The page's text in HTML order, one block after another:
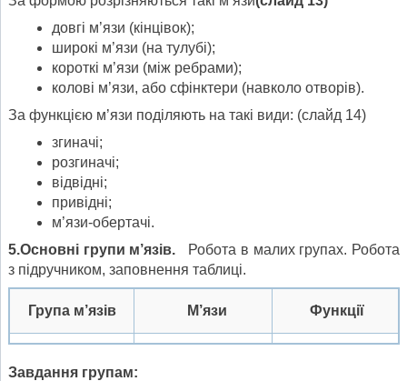
довгі м’язи (кінцівок);
широкі м’язи (на тулубі);
короткі м’язи (між ребрами);
колові м’язи, або сфінктери (навколо отворів).
За функцією м’язи поділяють на такі види: (слайд 14)
згиначі;
розгиначі;
відвідні;
привідні;
м’язи-обертачі.
5.Основні групи м’язів. Робота в малих групах. Робота
з підручником, заповнення таблиці.
Група м’язів М’язи Функції
Завдання групам: